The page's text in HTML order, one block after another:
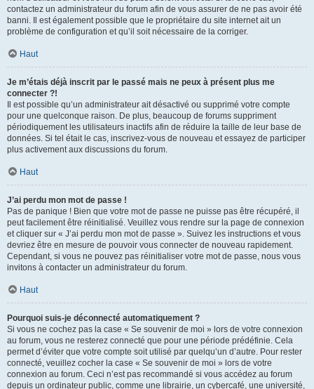
contactez un administrateur du forum afin de vous assurer de ne pas avoir été
banni. Il est également possible que le propriétaire du site internet ait un
problème de configuration et qu’il soit nécessaire de la corriger.
Haut
Je m’étais déjà inscrit par le passé mais ne peux à présent plus me
connecter ?!
Il est possible qu’un administrateur ait désactivé ou supprimé votre compte
pour une quelconque raison. De plus, beaucoup de forums suppriment
périodiquement les utilisateurs inactifs afin de réduire la taille de leur base de
données. Si tel était le cas, inscrivez-vous de nouveau et essayez de participer
plus activement aux discussions du forum.
Haut
J’ai perdu mon mot de passe !
Pas de panique ! Bien que votre mot de passe ne puisse pas être récupéré, il
peut facilement être réinitialisé. Veuillez vous rendre sur la page de connexion
et cliquer sur « J’ai perdu mon mot de passe ». Suivez les instructions et vous
devriez être en mesure de pouvoir vous connecter de nouveau rapidement.
Cependant, si vous ne pouvez pas réinitialiser votre mot de passe, nous vous
invitons à contacter un administrateur du forum.
Haut
Pourquoi suis-je déconnecté automatiquement ?
Si vous ne cochez pas la case « Se souvenir de moi » lors de votre connexion
au forum, vous ne resterez connecté que pour une période prédéfinie. Cela
permet d’éviter que votre compte soit utilisé par quelqu’un d’autre. Pour rester
connecté, veuillez cocher la case « Se souvenir de moi » lors de votre
connexion au forum. Ceci n’est pas recommandé si vous accédez au forum
depuis un ordinateur public, comme une librairie, un cybercafé, une université,